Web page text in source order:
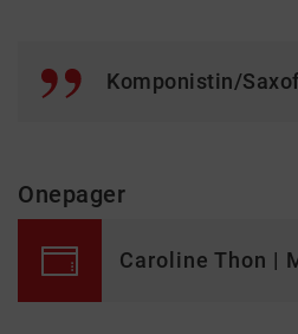
Komponistin/
Onepager
Caroline Thon |